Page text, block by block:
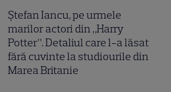
Ștefan Iancu, pe urmele
marilor actori din „Harry
Potter”. Detaliul care l-a lăsat
fără cuvinte la studiourile din
Marea Britanie